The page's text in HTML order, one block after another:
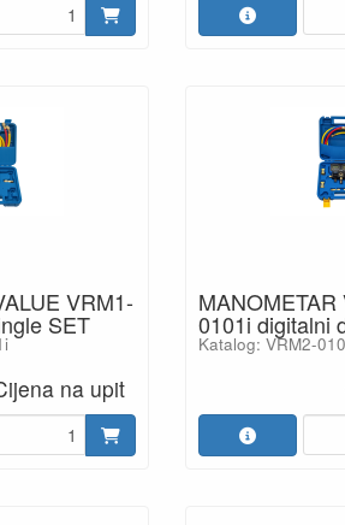
VRM1-
SET
na upit
0101i digitalni
Katalog: VRM2-